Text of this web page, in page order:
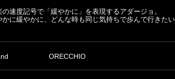
の速度記号で「緩やかに」を表現するアダージョ。
かに緩やかに、どんな時も同じ気持ちで歩んで行きたい
ORECCHIO